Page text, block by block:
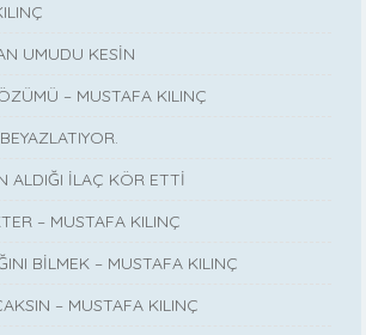
UMUDU KESİN
– MUSTAFA KILINÇ
ALDIĞI İLAÇ KÖR ETTİ
– MUSTAFA KILINÇ
BİLMEK – MUSTAFA KILINÇ
– MUSTAFA KILINÇ